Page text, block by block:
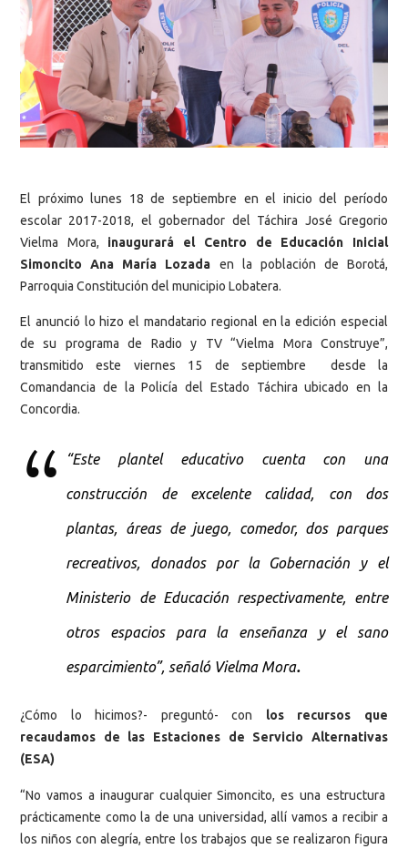
El próximo lunes 18 de septiembre en el inicio del período
escolar 2017-2018, el gobernador del Táchira José Gregorio
Vielma Mora, inaugurará el Centro de Educación Inicial
Simoncito Ana María Lozada en la población de Borotá,
Parroquia Constitución del municipio Lobatera.
El anunció lo hizo el mandatario regional en la edición especial
de su programa de Radio y TV “Vielma Mora Construye”,
transmitido este viernes 15 de septiembre desde la
Comandancia de la Policía del Estado Táchira ubicado en la
Concordia.
“Este plantel educativo cuenta con una
construcción de excelente calidad, con dos
plantas, áreas de juego, comedor, dos parques
recreativos, donados por la Gobernación y el
Ministerio de Educación respectivamente, entre
otros espacios para la enseñanza y el sano
esparcimiento”, señaló Vielma Mora.
¿Cómo lo hicimos?- preguntó- con los recursos que
recaudamos de las Estaciones de Servicio Alternativas
(ESA)
“No vamos a inaugurar cualquier Simoncito, es una estructura
prácticamente como la de una universidad, allí vamos a recibir a
los niños con alegría, entre los trabajos que se realizaron figura